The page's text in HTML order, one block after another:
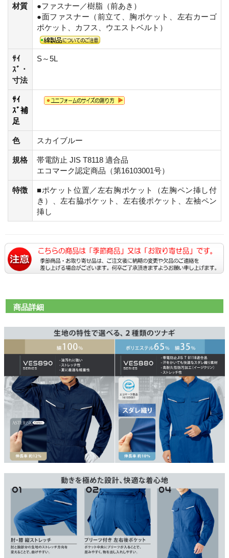
材質
●ファスナー／樹脂（前あき）
●面ファスナー（前立て、胸ポケット、左右カーゴ
ポケット、カフス、ウエストベルト）
ｻｲ
ｽﾞ・
寸法
S～5L
ｻｲ
ｽﾞ補
足
色 スカイブルー
規格
帯電防止 JIS T8118 適合品
エコマーク認定商品（第16103001号）
特徴
■ポケット位置／左右胸ポケット（左胸ペン挿し付
き）、左右脇ポケット、左右後ポケット、左袖ペン
挿し
商品詳細